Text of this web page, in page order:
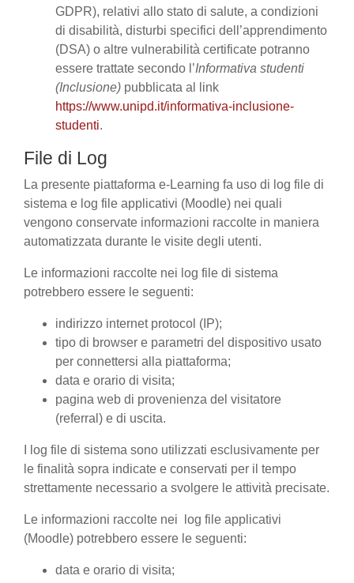
GDPR), relativi allo stato di salute, a condizioni
di disabilità, disturbi specifici dell’apprendimento
(DSA) o altre vulnerabilità certificate potranno
essere trattate secondo l’Informativa studenti
(Inclusione) pubblicata al link
https://www.unipd.it/informativa-inclusione-
studenti.
File di Log
La presente piattaforma e-Learning fa uso di log file di
sistema e log file applicativi (Moodle) nei quali
vengono conservate informazioni raccolte in maniera
automatizzata durante le visite degli utenti.
Le informazioni raccolte nei log file di sistema
potrebbero essere le seguenti:
indirizzo internet protocol (IP);
tipo di browser e parametri del dispositivo usato
per connettersi alla piattaforma;
data e orario di visita;
pagina web di provenienza del visitatore
(referral) e di uscita.
I log file di sistema sono utilizzati esclusivamente per
le finalità sopra indicate e conservati per il tempo
strettamente necessario a svolgere le attività precisate.
Le informazioni raccolte nei log file applicativi
(Moodle) potrebbero essere le seguenti:
data e orario di visita;